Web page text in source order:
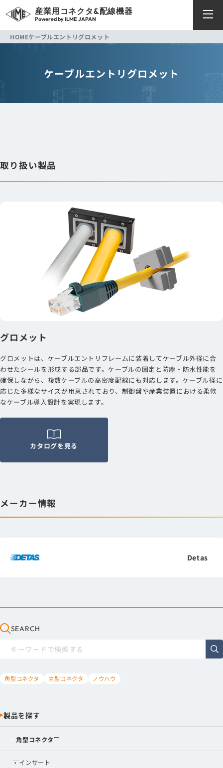
産業用コネクタ&配線機器
Powered by ILME JAPAN
HOMEケーブルエントリグロメット
ケーブルエントリ グロメット
取り扱い製品
グロメット
グロメットは、ケーブルエントリフレームに装着してケーブル外径に合
わせたシールを形成する部品です。ケーブルの固定と防塵・防水性能を
確保しながら、複数ケーブルの高密度配線にも対応します。ケーブル径に
応じた多様なサイズが用意されており、制御盤や産業装置における柔軟
なケーブル導入設計を実現します。
カタログを見る
メーカー情報
Detas
SEARCH
角型コネクタ 丸型コネクタ ノウハウ
製品を探す
角型コネクタ
インサート